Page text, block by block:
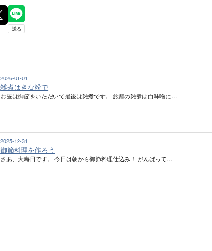
2026-01-01
雑煮はきな粉で
お昼は御節をいただいて最後は雑煮です。 旅籠の雑煮は白味噌に…
2025-12-31
御節料理を作ろう
さあ、大晦日です。 今日は朝から御節料理仕込み！ がんばって…